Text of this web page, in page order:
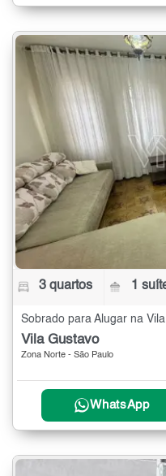
3 quartos 1
Sobrado para Alugar na
Vila Gustavo
Zona Norte - São Paulo
WhatsApp